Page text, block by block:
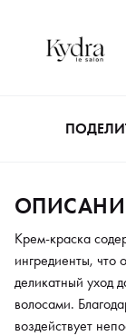
блеск и сияние.
способность и
Рекомендуется
волосами,
Крем-краска
ингредиенты, что
деликатный уход
волосами.
воздействует